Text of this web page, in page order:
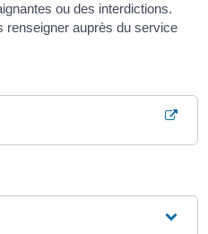
ou des interdictions.
renseigner auprès du service